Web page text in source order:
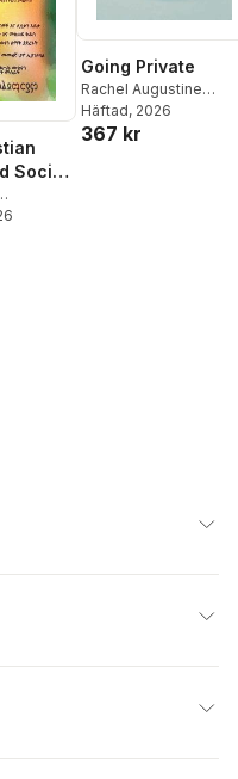
Social
of
the
Going Private
Rachel Augustine
Potter
Häftad, 2026
367 kr